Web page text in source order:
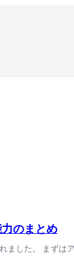
のまとめ
ました。 まずは